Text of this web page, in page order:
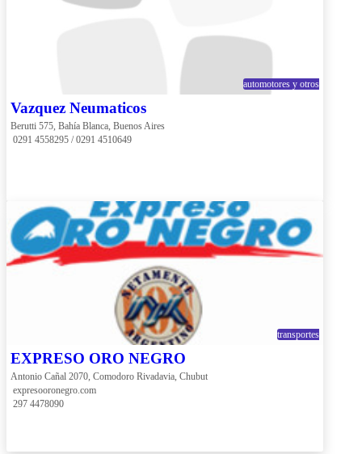
automotores y otros
Vazquez Neumaticos
Berutti 575, Bahía Blanca, Buenos Aires
0291 4558295 / 0291 4510649
transportes
EXPRESO ORO NEGRO
Antonio Cañal 2070, Comodoro Rivadavia, Chubut
expresooronegro.com
297 4478090